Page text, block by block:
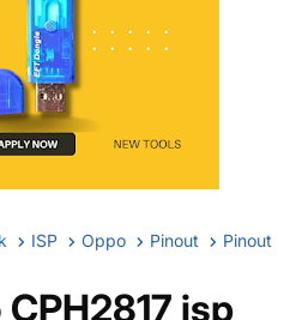
ISP Oppo Pinout Pinout
isp